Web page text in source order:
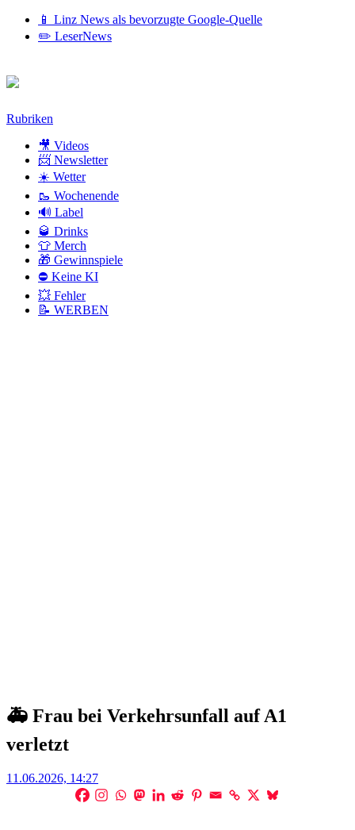
📱 Linz News als bevorzugte Google-Quelle
✏️ LeserNews
Zum
Rubriken
🎥 Videos
📨 Newsletter
☀️ Wetter
🥾 Wochenende
🔊 Label
🥃 Drinks
👕 Merch
🎁 Gewinnspiele
⛔ Keine KI
💥 Fehler
📝 WERBEN
🚑 Frau bei Verkehrsunfall auf A1
verletzt
Posted
11.06.2026, 14:27